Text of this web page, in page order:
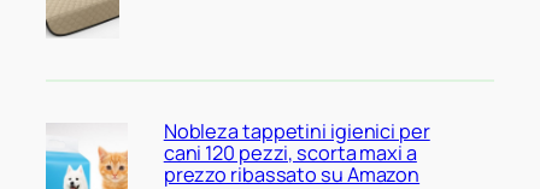
Nobleza tappetini igienici per
cani 120 pezzi, scorta maxi a
prezzo ribassato su Amazon